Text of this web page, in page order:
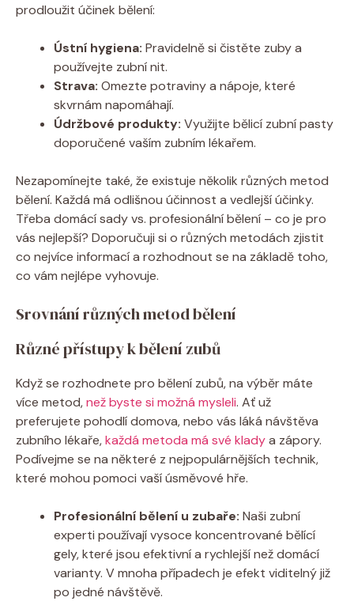
prodloužit účinek bělení:
Ústní hygiena: Pravidelně si čistěte zuby a
používejte zubní nit.
Strava: Omezte potraviny a nápoje, které
skvrnám napomáhají.
Údržbové produkty: Využijte bělicí zubní pasty
doporučené vaším zubním lékařem.
Nezapomínejte také, že existuje několik různých metod
bělení. Každá má odlišnou účinnost a vedlejší účinky.
Třeba domácí sady vs. profesionální bělení – co je pro
vás nejlepší? Doporučuji si o různých metodách zjistit
co nejvíce informací a rozhodnout se na základě toho,
co vám nejlépe vyhovuje.
Srovnání různých metod bělení
Různé přístupy k bělení zubů
Když se rozhodnete pro bělení zubů, na výběr máte
více metod,než byste si možná mysleli. Ať už
preferujete pohodlí domova, nebo vás láká návštěva
zubního lékaře,každá metoda má své kladya zápory.
Podívejme se na některé z nejpopulárnějších technik,
které mohou pomoci vaší úsměvové hře.
Profesionální bělení u zubaře: Naši zubní
experti používají vysoce koncentrované bělící
gely, které jsou efektivní a rychlejší než domácí
varianty. V mnoha případech je efekt viditelný již
po jedné návštěvě.